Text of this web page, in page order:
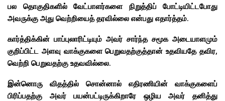
பல தொகுதிகளில் வேட்பாளர்களை நிறுத்திப் போட்டியிட்டபோது
அவருக்கு அது வெற்றியைத் தரவில்லை என்பது எதார்த்தம்.
கார்த்திக்கின் பாப்புலாரிட்டியும் அவர் சார்ந்த சமூக அடையாளமும்
குறிப்பிட்ட அளவு வாக்குகளை பெறுவதற்குத்தான் உதவியதே தவிர,
வெற்றி பெறுவதற்கு உதவவில்லை.
இன்னொரு விதத்தில் சொன்னால் எதிரணியின் வாக்குகளைப்
பிரிப்பதற்கு அவர் பயன்பட்டிருக்கிறாரே ஒழிய அவர் தனித்து